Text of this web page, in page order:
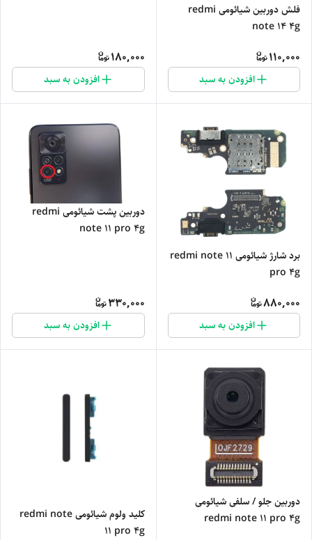
فلش دوربین شیائومی redmi
note 14 4g
110,000
افزودن به سبد
180,000
افزودن به سبد
برد شارژ شیائومی redmi note 11
pro 4g
880,000
افزودن به سبد
دوربین پشت شیائومی redmi
note 11 pro 4g
330,000
افزودن به سبد
دوربین جلو / سلفی شیائومی
redmi note 11 pro 4g
کلید ولوم شیائومی redmi note
11 pro 4g